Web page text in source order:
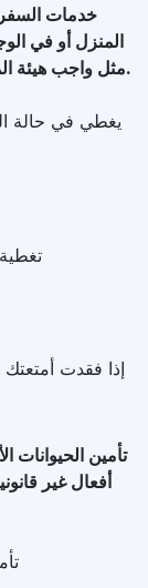
خدمات السفر
المنزل أو في
مثل واجب هيئة المحلفين أو تلقي أمر من المحكمة أو أمر استدعاء.
يغطي في حالة
تأمين الحيوانات
أفعال غير